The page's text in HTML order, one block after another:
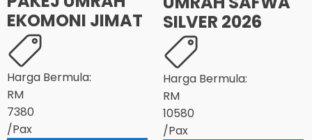
EKOMONI JIMAT
Harga Bermula:
RM
7380
/Pax
SILVER 2026
Harga Bermula:
RM
10580
/Pax